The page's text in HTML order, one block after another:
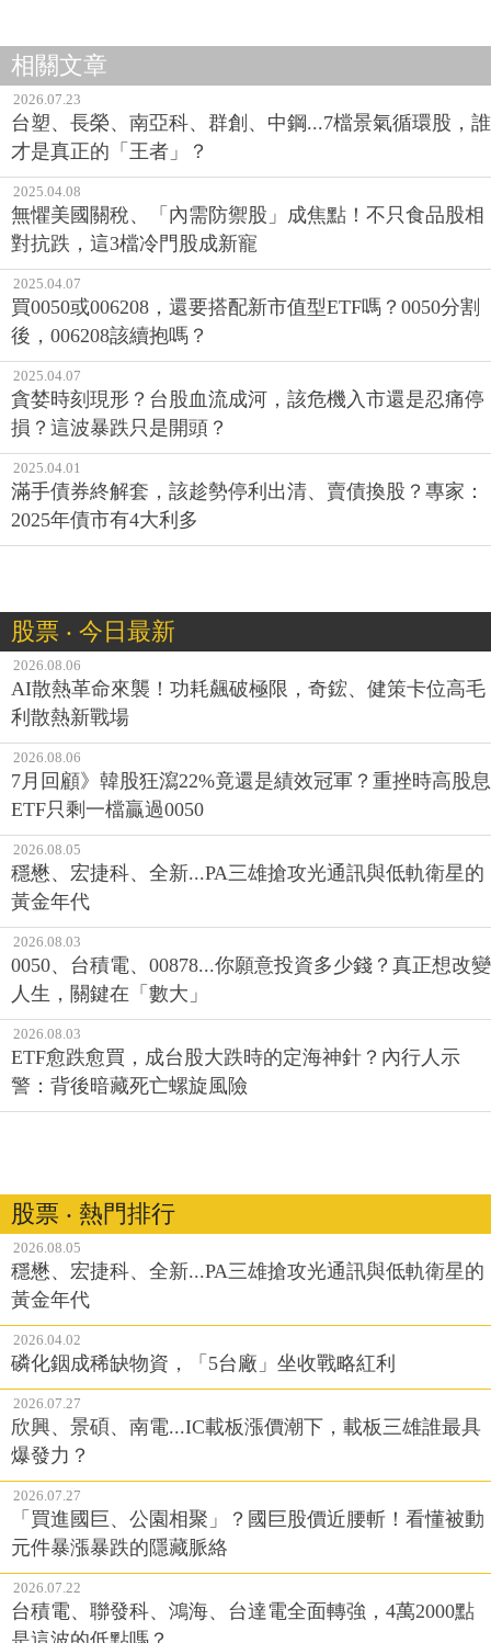
相關文章
2026.07.23
台塑、長榮、南亞科、群創、中鋼...7檔景氣循環股，誰
才是真正的「王者」？
2025.04.08
無懼美國關稅、「內需防禦股」成焦點！不只食品股相
對抗跌，這3檔冷門股成新寵
2025.04.07
買0050或006208，還要搭配新市值型ETF嗎？0050分割
後，006208該續抱嗎？
2025.04.07
貪婪時刻現形？台股血流成河，該危機入市還是忍痛停
損？這波暴跌只是開頭？
2025.04.01
滿手債券終解套，該趁勢停利出清、賣債換股？專家：
2025年債市有4大利多
股票 ‧ 今日最新
2026.08.06
AI散熱革命來襲！功耗飆破極限，奇鋐、健策卡位高毛
利散熱新戰場
2026.08.06
7月回顧》韓股狂瀉22%竟還是績效冠軍？重挫時高股息
ETF只剩一檔贏過0050
2026.08.05
穩懋、宏捷科、全新...PA三雄搶攻光通訊與低軌衛星的
黃金年代
2026.08.03
0050、台積電、00878...你願意投資多少錢？真正想改變
人生，關鍵在「數大」
2026.08.03
ETF愈跌愈買，成台股大跌時的定海神針？內行人示
警：背後暗藏死亡螺旋風險
股票 ‧ 熱門排行
2026.08.05
穩懋、宏捷科、全新...PA三雄搶攻光通訊與低軌衛星的
黃金年代
2026.04.02
磷化銦成稀缺物資，「5台廠」坐收戰略紅利
2026.07.27
欣興、景碩、南電...IC載板漲價潮下，載板三雄誰最具
爆發力？
2026.07.27
「買進國巨、公園相聚」？國巨股價近腰斬！看懂被動
元件暴漲暴跌的隱藏脈絡
2026.07.22
台積電、聯發科、鴻海、台達電全面轉強，4萬2000點